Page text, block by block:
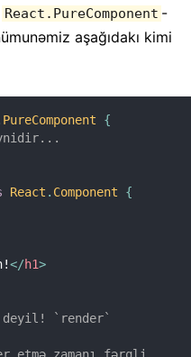
React.PureComponent -
aşağıdakı kimi
PureComponent
{
React . Component
{
</h1>